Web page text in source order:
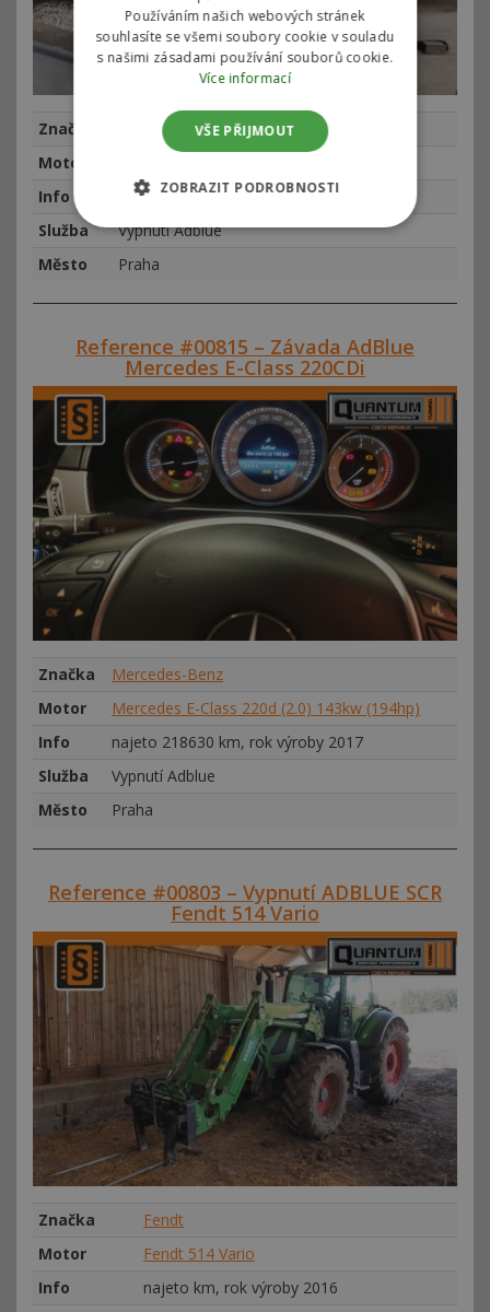
Značka
Mercedes-Benz
Motor
Info
najeto 448250 km, rok výroby 2014
Služba
Vypnutí Adblue
Město
Praha
Reference #00815 – Závada AdBlue
Mercedes E-Class 220CDi
Značka
Mercedes-Benz
Motor
Mercedes E-Class 220d (2.0) 143kw (194hp)
Info
najeto 218630 km, rok výroby 2017
Služba
Vypnutí Adblue
Město
Praha
Reference #00803 – Vypnutí ADBLUE SCR
Fendt 514 Vario
Značka
Fendt
Motor
Fendt 514 Vario
Info
najeto km, rok výroby 2016
Používáním našich webových stránek
souhlasíte se všemi soubory cookie v souladu
s našimi zásadami používání souborů cookie.
Více informací
VŠE PŘIJMOUT
ZOBRAZIT PODROBNOSTI